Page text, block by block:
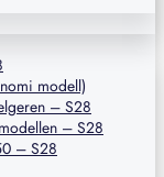
modell)
– S28
– S28
– S28